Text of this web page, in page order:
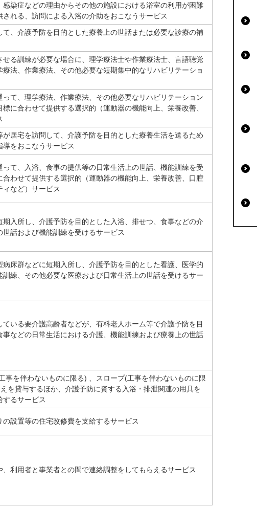
感染症などの理由からその他の施設における浴室の利用が困難
れる、訪問による入浴の介助をおこなうサービス
、介護予防を目的とした療養上の世話または必要な診療の補
せる訓練が必要な場合に、理学療法士や作業療法士、言語聴覚
法、作業療法、その他必要な短期集中的なリハビリテーショ
て、理学療法、作業療法、その他必要なリハビリテーション
に合わせて提供する選択的（運動器の機能向上、栄養改善、
が居宅を訪問して、介護予防を目的とした療養生活を送るため
をおこなうサービス
て、入浴、食事の提供等の日常生活上の世話、機能訓練を受
合わせて提供する選択的（運動器の機能向上、栄養改善、口腔
など）サービス
入所し、介護予防を目的とした入浴、排せつ、食事などの介
話および機能訓練を受けるサービス
床群などに短期入所し、介護予防を目的とした看護、医学的
練、その他必要な医療および日常生活上の世話を受けるサー
いる要介護高齢者などが、有料老人ホーム等で介護予防を目
事などの日常生活における介護、機能訓練および療養上の世話
事を伴わないものに限る) 、スロープ(工事を伴わないものに限
を貸与するほか、介護予防に資する入浴・排泄関連の用具を
するサービス
の設置等の住宅改修費を支給するサービス
利用者と事業者との間で連絡調整をしてもらえるサービス